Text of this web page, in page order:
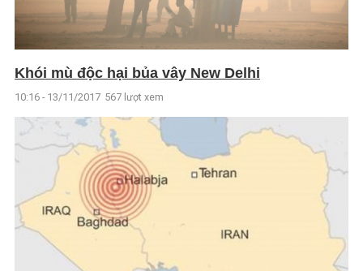
Khói mù độc hại bủa vây New Delhi
10:16 - 13/11/2017 567 lượt xem